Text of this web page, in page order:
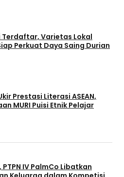
Terdaftar, Varietas Lokal
Perkuat Daya Saing Durian
Prestasi Literasi ASEAN,
MURI Puisi Etnik Pelajar
PTPN IV PalmCo Libatkan